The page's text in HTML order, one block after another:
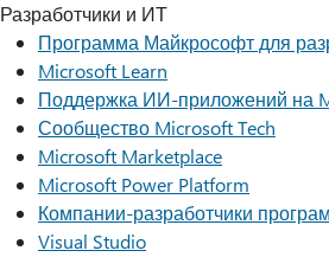
Разработчики и ИТ
Программа Майкрософт для
Microsoft Learn
Поддержка ИИ-приложений на
Сообщество Microsoft Tech
Microsoft Marketplace
Microsoft Power Platform
Компании-разработчики
Visual Studio